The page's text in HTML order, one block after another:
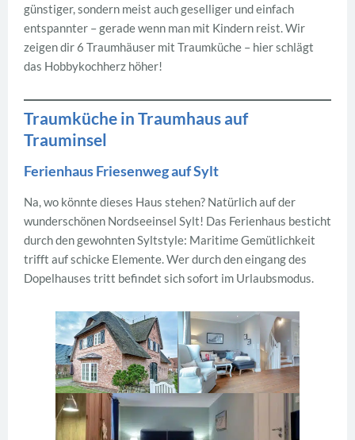
günstiger, sondern meist auch geselliger und einfach
entspannter – gerade wenn man mit Kindern reist. Wir
zeigen dir 6 Traumhäuser mit Traumküche – hier schlägt
das Hobbykochherz höher!
Traumküche in Traumhaus auf
Trauminsel
Ferienhaus Friesenweg auf Sylt
Na, wo könnte dieses Haus stehen? Natürlich auf der
wunderschönen Nordseeinsel Sylt! Das Ferienhaus besticht
durch den gewohnten Syltstyle: Maritime Gemütlichkeit
trifft auf schicke Elemente. Wer durch den eingang des
Dopelhauses tritt befindet sich sofort im Urlaubsmodus.